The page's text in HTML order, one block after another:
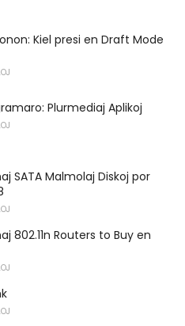
Kiel presi en Draft Mode
Plurmediaj Aplikoj
SATA Malmolaj Diskoj por
802.11n Routers to Buy en